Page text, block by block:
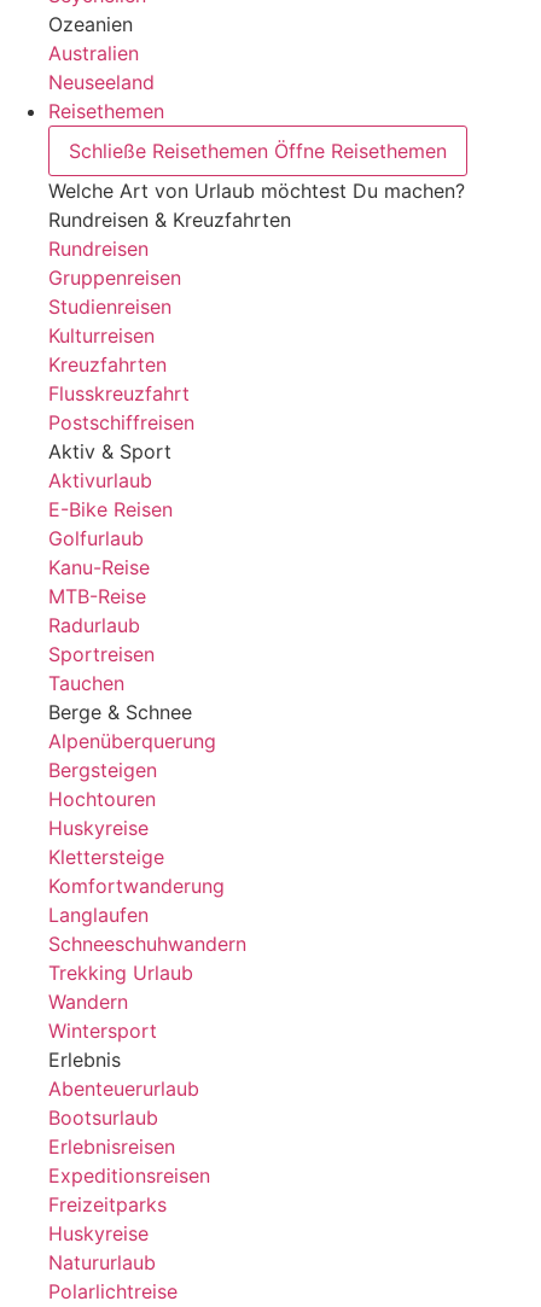
Ozeanien
Australien
Neuseeland
Reisethemen
Schließe Reisethemen Öffne Reisethemen
Welche Art von Urlaub möchtest Du machen?
Rundreisen & Kreuzfahrten
Rundreisen
Gruppenreisen
Studienreisen
Kulturreisen
Kreuzfahrten
Flusskreuzfahrt
Postschiffreisen
Aktiv & Sport
Aktivurlaub
E-Bike Reisen
Golfurlaub
Kanu-Reise
MTB-Reise
Radurlaub
Sportreisen
Tauchen
Berge & Schnee
Alpenüberquerung
Bergsteigen
Hochtouren
Huskyreise
Klettersteige
Komfortwanderung
Langlaufen
Schneeschuhwandern
Trekking Urlaub
Wandern
Wintersport
Erlebnis
Abenteuerurlaub
Bootsurlaub
Erlebnisreisen
Expeditionsreisen
Freizeitparks
Huskyreise
Natururlaub
Polarlichtreise